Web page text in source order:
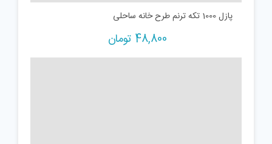
پازل 1000 تکه ترنم طرح خانه ساحلی
48,800 تومان